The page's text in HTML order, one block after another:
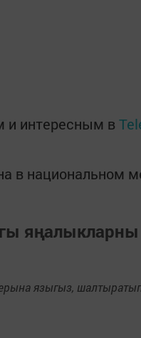
интересным в
в национальном
яңалыкларны
языгыз, шалтыратып